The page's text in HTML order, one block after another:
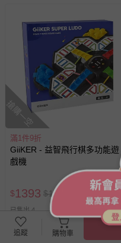
搶購一空
滿1件9折
GiiKER - 益智飛行棋多功能遊
戲機
$1393 $1720
已售出 4 追蹤
追蹤 購物車